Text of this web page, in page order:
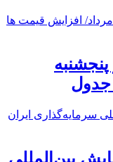
بین‌المللی